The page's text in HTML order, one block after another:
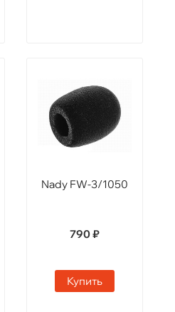
Nady FW-3/1050
790 ₽
Купить